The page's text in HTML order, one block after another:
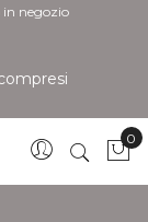
in negozio
0